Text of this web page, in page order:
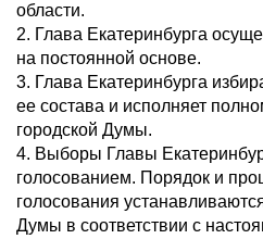
области.
2. Глава Екатеринбурга
на постоянной основе.
3. Глава Екатеринбурга
ее состава и исполняет
городской Думы.
4. Выборы Главы
голосованием. Порядок и
голосования
Думы в соответствии с